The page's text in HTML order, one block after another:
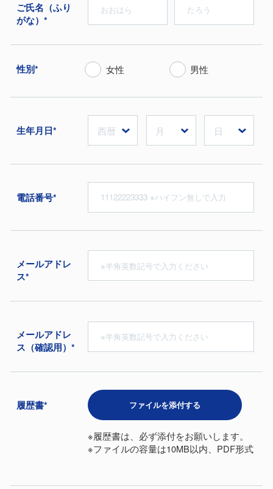
ご⽒名（ふり
がな）*
性別* 女性 男性
生年月日*
電話番号*
メールアドレ
ス*
メールアドレ
ス（確認用）*
履歴書* ファイルを添付する
※履歴書は、必ず添付をお願いします。
※ファイルの容量は10MB以内、PDF形式